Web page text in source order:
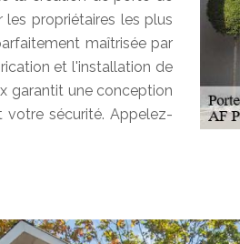
propriétaires les plus
maîtrisée par
et l'installation de
garantit une conception
votre sécurité. Appelez-